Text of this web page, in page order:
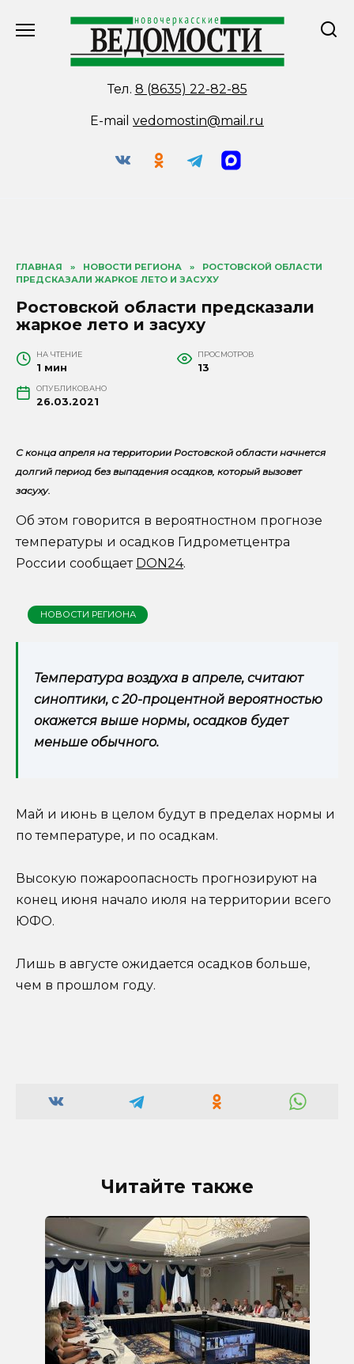
Тел. 8 (8635) 22-82-85
E-mail vedomostin@mail.ru
ГЛАВНАЯ » НОВОСТИ РЕГИОНА »
РОСТОВСКОЙ ОБЛАСТИ
ПРЕДСКАЗАЛИ ЖАРКОЕ ЛЕТО И ЗАСУХУ
Ростовской области предсказали
жаркое лето и засуху
НА ЧТЕНИЕ
1 мин
ПРОСМОТРОВ
13
ОПУБЛИКОВАНО
26.03.2021
С конца апреля на территории Ростовской области начнется
долгий период без выпадения осадков, который вызовет
засуху.
Об этом говорится в вероятностном прогнозе
температуры и осадков Гидрометцентра
России сообщает DON24.
НОВОСТИ РЕГИОНА
Температура воздуха в апреле, считают
синоптики, с 20-процентной вероятностью
окажется выше нормы, осадков будет
меньше обычного.
Май и июнь в целом будут в пределах нормы и
по температуре, и по осадкам.
Высокую пожароопасность прогнозируют на
конец июня начало июля на территории всего
ЮФО.
Лишь в августе ожидается осадков больше,
чем в прошлом году.
Читайте также